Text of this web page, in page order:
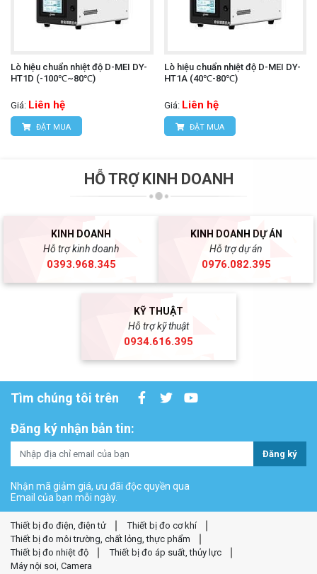
Lò hiệu chuẩn nhiệt độ D-MEI DY-
HT1D (-100℃~80℃)
Giá: Liên hệ
ĐẶT MUA
Lò hiệu chuẩn nhiệt độ D-MEI DY-
HT1A (40℃-80℃)
Giá: Liên hệ
ĐẶT MUA
HỖ TRỢ KINH DOANH
KINH DOANH
Hỗ trợ kinh doanh
0393.968.345
KINH DOANH DỰ ÁN
Hỗ trợ dự án
0976.082.395
KỸ THUẬT
Hỗ trợ kỹ thuật
0934.616.395
Tìm chúng tôi trên
Đăng ký nhận bản tin:
Đăng ký
Nhận mã giảm giá, ưu đãi độc quyền qua
Email của bạn mỗi ngày.
Thiết bị đo điện, điện tử
Thiết bị đo cơ khí
Thiết bị đo môi trường, chất lỏng, thực phẩm
Thiết bị đo nhiệt độ
Thiết bị đo áp suất, thủy lực
Máy nội soi, Camera